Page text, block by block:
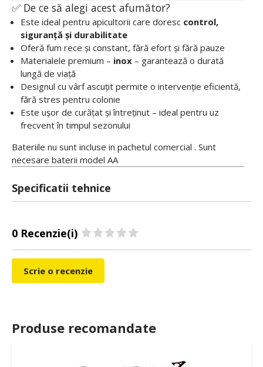
✅ De ce să alegi acest afumător?
Este ideal pentru apicultorii care doresc control,
siguranță și durabilitate
Oferă fum rece și constant, fără efort și fără pauze
Materialele premium – inox – garantează o durată
lungă de viață
Designul cu vârf ascuțit permite o intervenție eficientă,
fără stres pentru colonie
Este ușor de curățat și întreținut – ideal pentru uz
frecvent în timpul sezonului
Bateriile nu sunt incluse in pachetul comercial . Sunt
necesare baterii model AA
Specificatii tehnice
0 Recenzie(i)
Scrie o recenzie
Produse recomandate